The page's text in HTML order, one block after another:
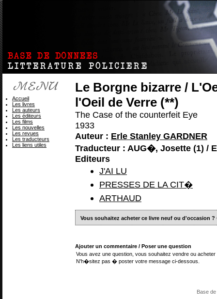
Le Borgne bizarre /
l'Oeil de Verre (**)
The Case of the counterfeit Eye
1933
Auteur : Erle Stanley GARDNER
Traducteur : AUG�, Josette (1) /
Editeurs
J'AI LU
PRESSES DE LA CIT�
ARTHAUD
Vous souhaitez acheter ce livre neuf ou d'occasion ?
Ajouter un commentaire / Poser une question
Vous avez une question, vous souhaitez vendre ou
N'h�sitez pas � poster votre message ci-dessous.
Accueil
Les livres
Les auteurs
Les éditeurs
Les films
Les nouvelles
Les revues
Les traducteurs
Les liens utiles
Base